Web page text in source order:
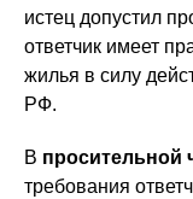
истец допустил
ответчик имеет
жилья в силу
РФ.
В просительной
требования